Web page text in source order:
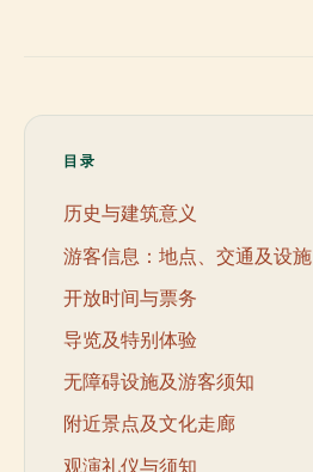
目录
历史与建筑意义
游客信息：地点、交通及设施
开放时间与票务
导览及特别体验
无障碍设施及游客须知
附近景点及文化走廊
观演礼仪与须知